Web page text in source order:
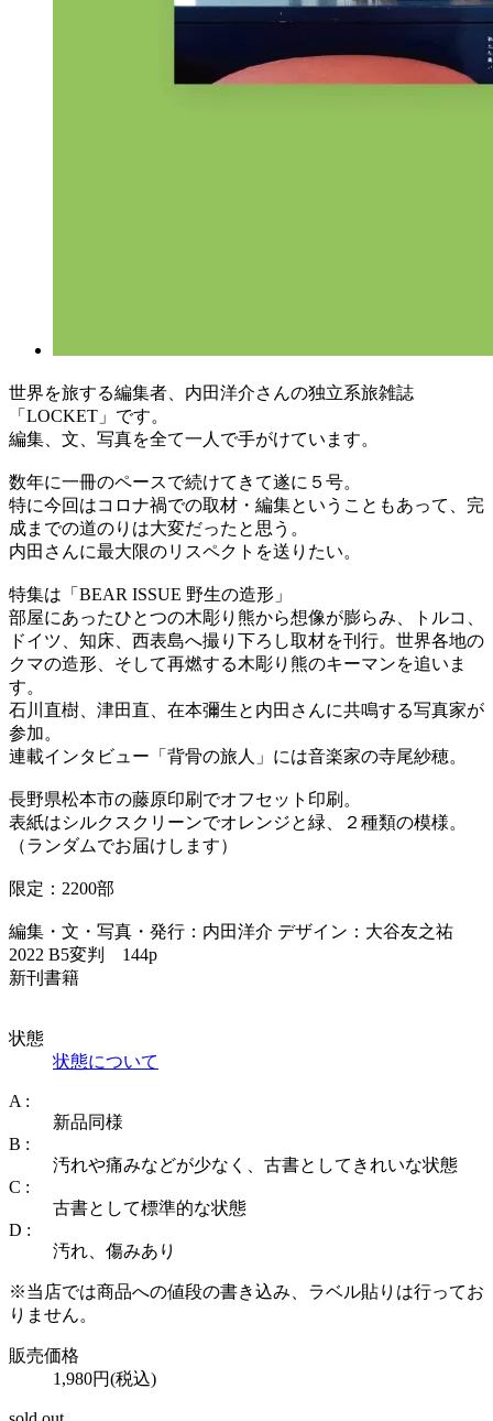
世界を旅する編集者、内田洋介さんの独立系旅雑誌
「LOCKET」です。
編集、文、写真を全て一人で手がけています。
数年に一冊のペースで続けてきて遂に５号。
特に今回はコロナ禍での取材・編集ということもあって、完
成までの道のりは大変だったと思う。
内田さんに最大限のリスペクトを送りたい。
特集は「BEAR ISSUE 野生の造形」
部屋にあったひとつの木彫り熊から想像が膨らみ、トルコ、
ドイツ、知床、西表島へ撮り下ろし取材を刊行。世界各地の
クマの造形、そして再燃する木彫り熊のキーマンを追いま
す。
石川直樹、津田直、在本彌生と内田さんに共鳴する写真家が
参加。
連載インタビュー「背骨の旅人」には音楽家の寺尾紗穂。
長野県松本市の藤原印刷でオフセット印刷。
表紙はシルクスクリーンでオレンジと緑、２種類の模様。
（ランダムでお届けします）
限定：2200部
編集・文・写真・発行：内田洋介 デザイン：大谷友之祐
2022 B5変判 144p
新刊書籍
状態
状態について
A :
新品同様
B :
汚れや痛みなどが少なく、古書としてきれいな状態
C :
古書として標準的な状態
D :
汚れ、傷みあり
※当店では商品への値段の書き込み、ラベル貼りは行ってお
りません。
販売価格
1,980円(税込)